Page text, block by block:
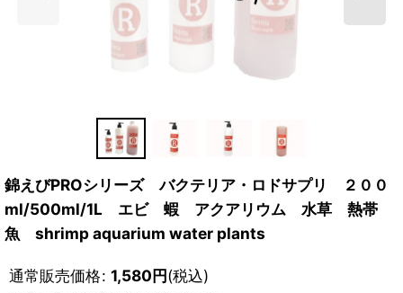
錦えびPROシリーズ バクテリア・ロドサプリ ２００
ml/500ml/1L エビ 蝦 アクアリウム 水草 熱帯
魚 shrimp aquarium water plants
通常販売価格: 1,580円(税込)